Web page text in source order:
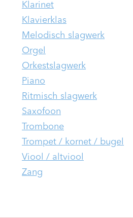
Klarinet
Klavierklas
Melodisch slagwerk
Orgel
Orkestslagwerk
Piano
Ritmisch slagwerk
Saxofoon
Trombone
Trompet / kornet / bugel
Viool / altviool
Zang